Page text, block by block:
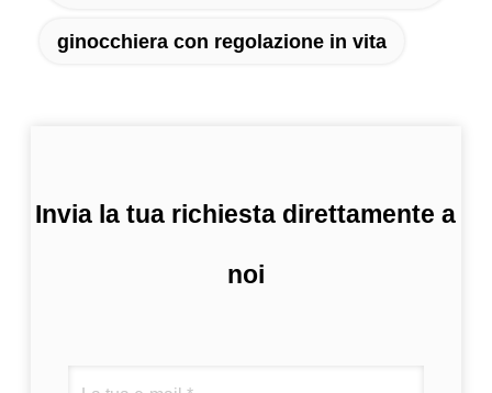
ginocchiera con regolazione in vita
Invia la tua richiesta direttamente a
noi